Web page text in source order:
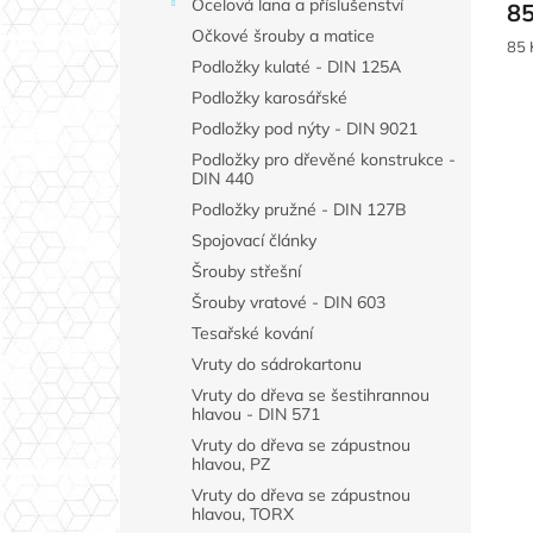
Ocelová lana a příslušenství
Očkové šrouby a matice
Podložky kulaté - DIN 125A
Podložky karosářské
Podložky pod nýty - DIN 9021
Podložky pro dřevěné konstrukce -
DIN 440
Podložky pružné - DIN 127B
Spojovací články
Šrouby střešní
Šrouby vratové - DIN 603
Tesařské kování
Vruty do sádrokartonu
Vruty do dřeva se šestihrannou
hlavou - DIN 571
Vruty do dřeva se zápustnou
hlavou, PZ
Vruty do dřeva se zápustnou
hlavou, TORX
85